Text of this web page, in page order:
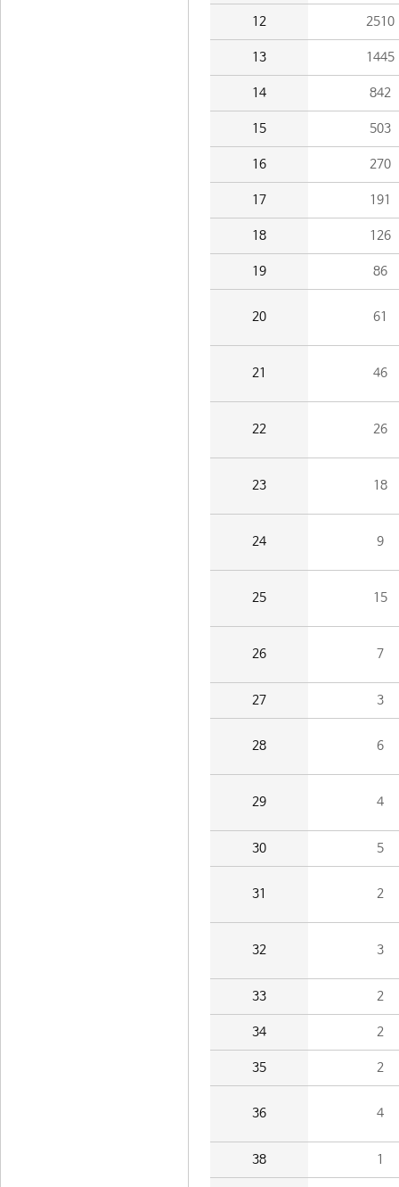
12 2510
13 1445
14 842
15 503
16 270
17 191
18 126
19 86
20 61
21 46
22 26
23 18
24 9
25 15
26 7
27 3
28 6
29 4
30 5
31 2
32 3
33 2
34 2
35 2
36 4
38 1